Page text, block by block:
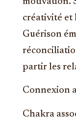
créativité et
Guérison
partir les
Connexion
Chakra